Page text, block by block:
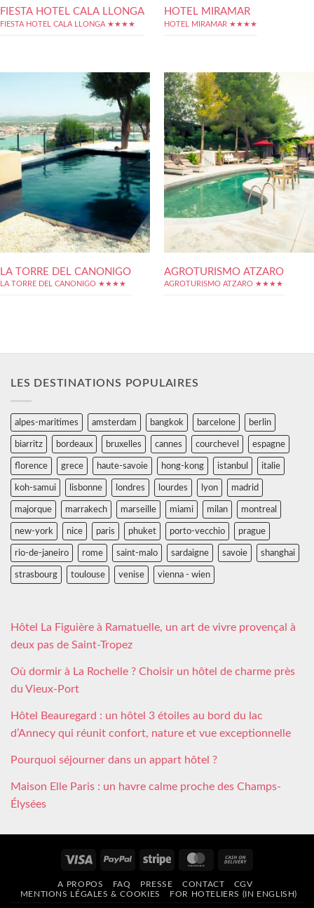
FIESTA HOTEL CALA LLONGA
FIESTA HOTEL CALA LLONGA ★★★★
HOTEL MIRAMAR
HOTEL MIRAMAR ★★★★
LA TORRE DEL CANONIGO
LA TORRE DEL CANONIGO ★★★★
AGROTURISMO ATZARO
AGROTURISMO ATZARO ★★★★
LES DESTINATIONS POPULAIRES
alpes-maritimes amsterdam bangkok barcelone berlin
biarritz bordeaux bruxelles cannes courchevel espagne
florence grece haute-savoie hong-kong istanbul italie
koh-samui lisbonne londres lourdes lyon madrid
majorque marrakech marseille miami milan montreal
new-york nice paris phuket porto-vecchio prague
rio-de-janeiro rome saint-malo sardaigne savoie shanghai
strasbourg toulouse venise vienna - wien
Hôtel La Figuière à Ramatuelle, un art de vivre provençal à
deux pas de Saint-Tropez
Où dormir à La Rochelle ? Choisir un hôtel de charme près
du Vieux-Port
Hôtel Beauregard : un hôtel 3 étoiles au bord du lac
d’Annecy qui réunit confort, nature et vue exceptionnelle
Pourquoi séjourner dans un appart hôtel ?
Maison Elle Paris : un havre calme proche des Champs-
Élysées
Visa PayPal Stripe MasterCard
Delivery
A PROPOS FAQ PRESSE CONTACT
CGV
MENTIONS LÉGALES & COOKIES
FOR HOTELIERS (IN ENGLISH)